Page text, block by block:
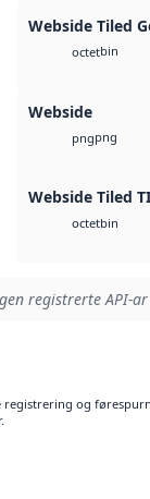
Webside Tiled
octetbin
Webside
pngpng
Webside Tiled
octetbin
registrerte API-
og